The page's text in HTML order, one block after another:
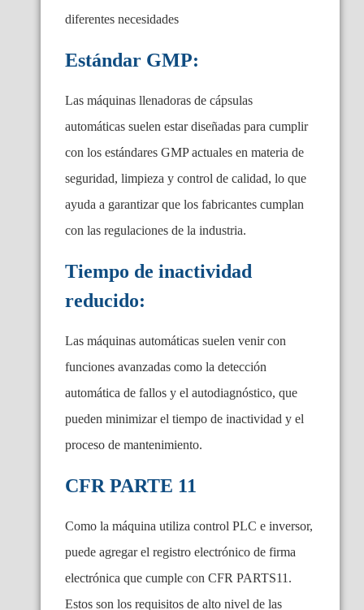
diferentes necesidades
Estándar GMP:
Las máquinas llenadoras de cápsulas
automáticas suelen estar diseñadas para cumplir
con los estándares GMP actuales en materia de
seguridad, limpieza y control de calidad, lo que
ayuda a garantizar que los fabricantes cumplan
con las regulaciones de la industria.
Tiempo de inactividad
reducido:
Las máquinas automáticas suelen venir con
funciones avanzadas como la detección
automática de fallos y el autodiagnóstico, que
pueden minimizar el tiempo de inactividad y el
proceso de mantenimiento.
CFR PARTE 11
Como la máquina utiliza control PLC e inversor,
puede agregar el registro electrónico de firma
electrónica que cumple con CFR PARTS11.
Estos son los requisitos de alto nivel de las